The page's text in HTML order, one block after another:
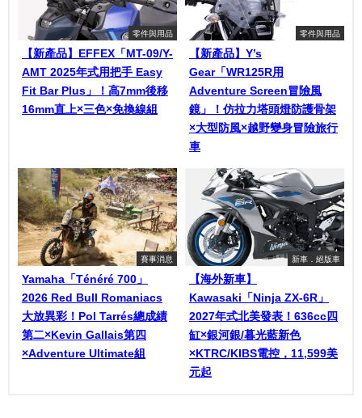
零件與用品
【新產品】EFFEX「MT-09/Y-
AMT 2025年式用把手 Easy
Fit Bar Plus」！高7mm後移
16mm直上×三色×免換線組
零件與用品
【新產品】Y’s
Gear「WR125R用
Adventure Screen冒險風
鏡」！仿拉力塔頭燈防護骨架
×大型防風×越野變身冒險旅行
車
賽事消息
Yamaha「Ténéré 700」
2026 Red Bull Romaniacs
大放異彩！Pol Tarrés總成績
第二×Kevin Gallais第四
×Adventure Ultimate組
新車．絕版車
【海外新車】
Kawasaki「Ninja ZX-6R」
2027年式北美發表！636cc四
缸×銀河銀/暮光藍新色
×KTRC/KIBS電控，11,599美
元起